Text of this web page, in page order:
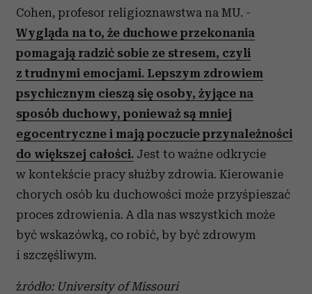
Cohen, profesor religioznawstwa na MU. -
Wygląda na to, że duchowe przekonania
pomagają radzić sobie ze stresem, czyli
z trudnymi emocjami. Lepszym zdrowiem
psychicznym cieszą się osoby, żyjące na
sposób duchowy, ponieważ są mniej
egocentryczne i mają poczucie przynależności
do większej całości. Jest to ważne odkrycie
w kontekście pracy służby zdrowia. Kierowanie
chorych osób ku duchowości może przyśpieszać
proces zdrowienia. A dla nas wszystkich może
być wskazówką, co robić, by być zdrowym
i szczęśliwym.
źródło: University of Missouri